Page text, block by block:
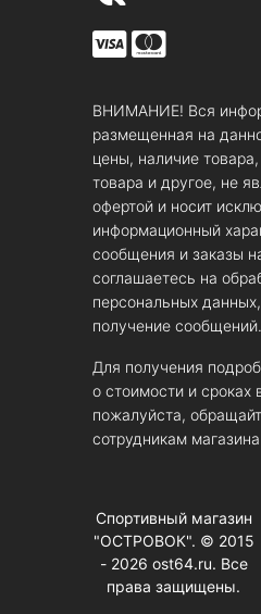
ВНИМАНИЕ! Вся
размещенная на
цены, наличие
товара и другое, не
офертой и носит
информационный
сообщения и заказы
соглашаетесь на
персональных
получение сообщений.
Для получения
о стоимости и сроках
пожалуйста,
сотрудникам
Спортивный магазин
"ОСТРОВОК". © 2015
- 2026 ost64.ru. Все
права защищены.